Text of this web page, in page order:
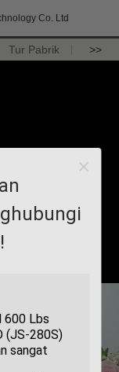
Co. Ltd
Tur Pabrik >>